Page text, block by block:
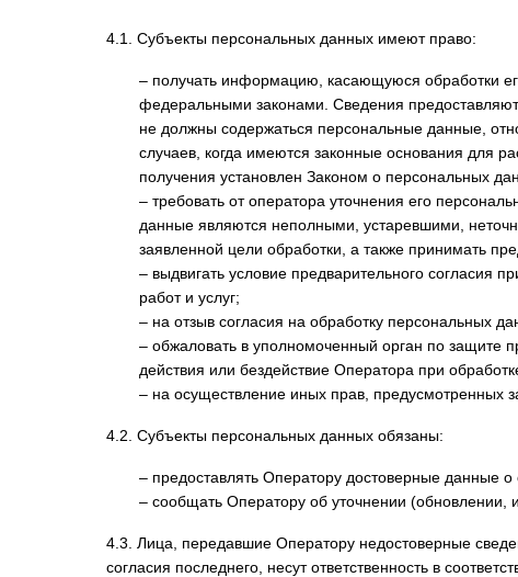
4.1. Субъекты персональных данных имеют право:
– получать информацию, касающуюся обработки
федеральными законами. Сведения
не должны содержаться персональные данные,
случаев, когда имеются законные основания для
получения установлен Законом о персональных
– требовать от оператора уточнения его
данные являются неполными, устаревшими,
заявленной цели обработки, а также принимать
– выдвигать условие предварительного согласия
работ и услуг;
– на отзыв согласия на обработку персональных
– обжаловать в уполномоченный орган по защите
действия или бездействие Оператора при
– на осуществление иных прав, предусмотренных
4.2. Субъекты персональных данных обязаны:
– предоставлять Оператору достоверные данные о
– сообщать Оператору об уточнении (обновлении,
4.3. Лица, передавшие Оператору недостоверные
согласия последнего, несут ответственность в